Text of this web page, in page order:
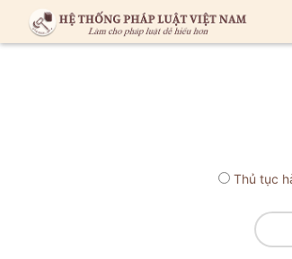
Thủ tục